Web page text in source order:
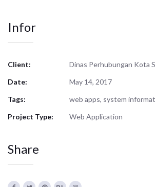
Infor
Client:
Dinas Perhubungan Kota
Date:
May 14, 2017
Tags:
web apps, system
Project Type:
Web Application
Share